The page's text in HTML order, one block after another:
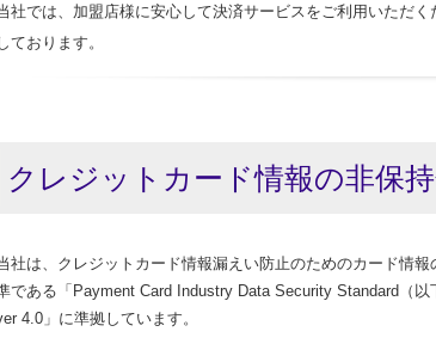
社では、加盟店様に安心して決済サービスをご利用いただ
ております。
クレジットカード情報の非保
社は、クレジットカード情報漏えい防止のためのカード情
である「Payment Card Industry Data Security Standard（
4.0」に準拠しています。